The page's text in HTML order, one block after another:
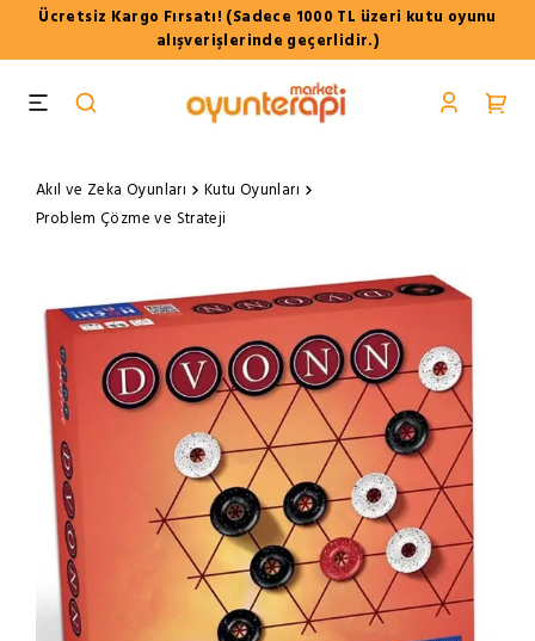
Ücretsiz Kargo Fırsatı! (Sadece 1000 TL üzeri kutu oyunu
alışverişlerinde geçerlidir.)
Akıl ve Zeka Oyunları
Kutu Oyunları
Problem Çözme ve Strateji